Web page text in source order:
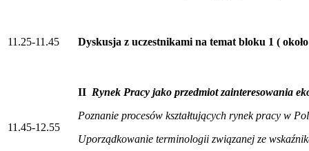
11.25-11.45 Dyskusja z uczestnikami na temat bloku 1 (
11.45-12.55
II Rynek Pracy jako przedmiot zainteresowania
Poznanie procesów kształtujących rynek pracy w
Uporządkowanie terminologii związanej ze